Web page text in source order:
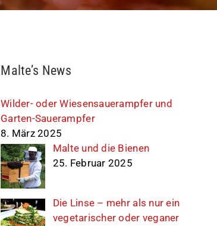
Malte’s News
Wilder- oder Wiesensauerampfer und
Garten-Sauerampfer
8. März 2025
Malte und die Bienen
25. Februar 2025
Die Linse – mehr als nur ein
vegetarischer oder veganer